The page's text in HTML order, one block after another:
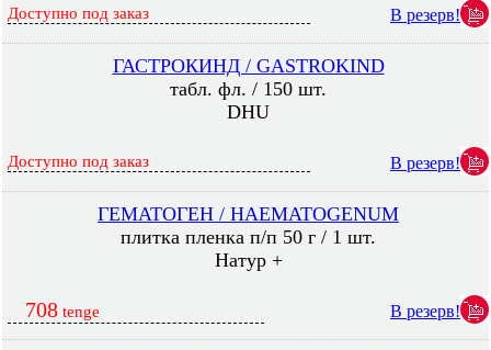
Доступно под заказ В резерв!
ГАСТРОКИНД / GASTROKIND
табл. фл. / 150 шт.
DHU
Доступно под заказ В резерв!
ГЕМАТОГЕН / HAEMATOGENUM
плитка пленка п/п 50 г / 1 шт.
Натур +
708 tenge В резерв!